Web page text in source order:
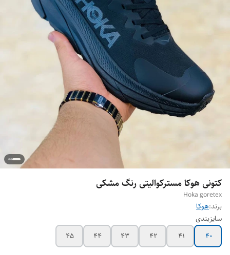
کتونی هوکا مسترکوالیتی رنگ مشکی
Hoka goretex
برند:هوکا
سایزبندی
۴۰
۴۱ ۴۲ ۴۳ ۴۴ ۴۵